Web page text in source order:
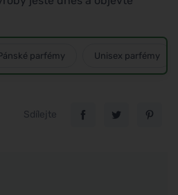
parfémy Unisex parfémy
Sdílejte